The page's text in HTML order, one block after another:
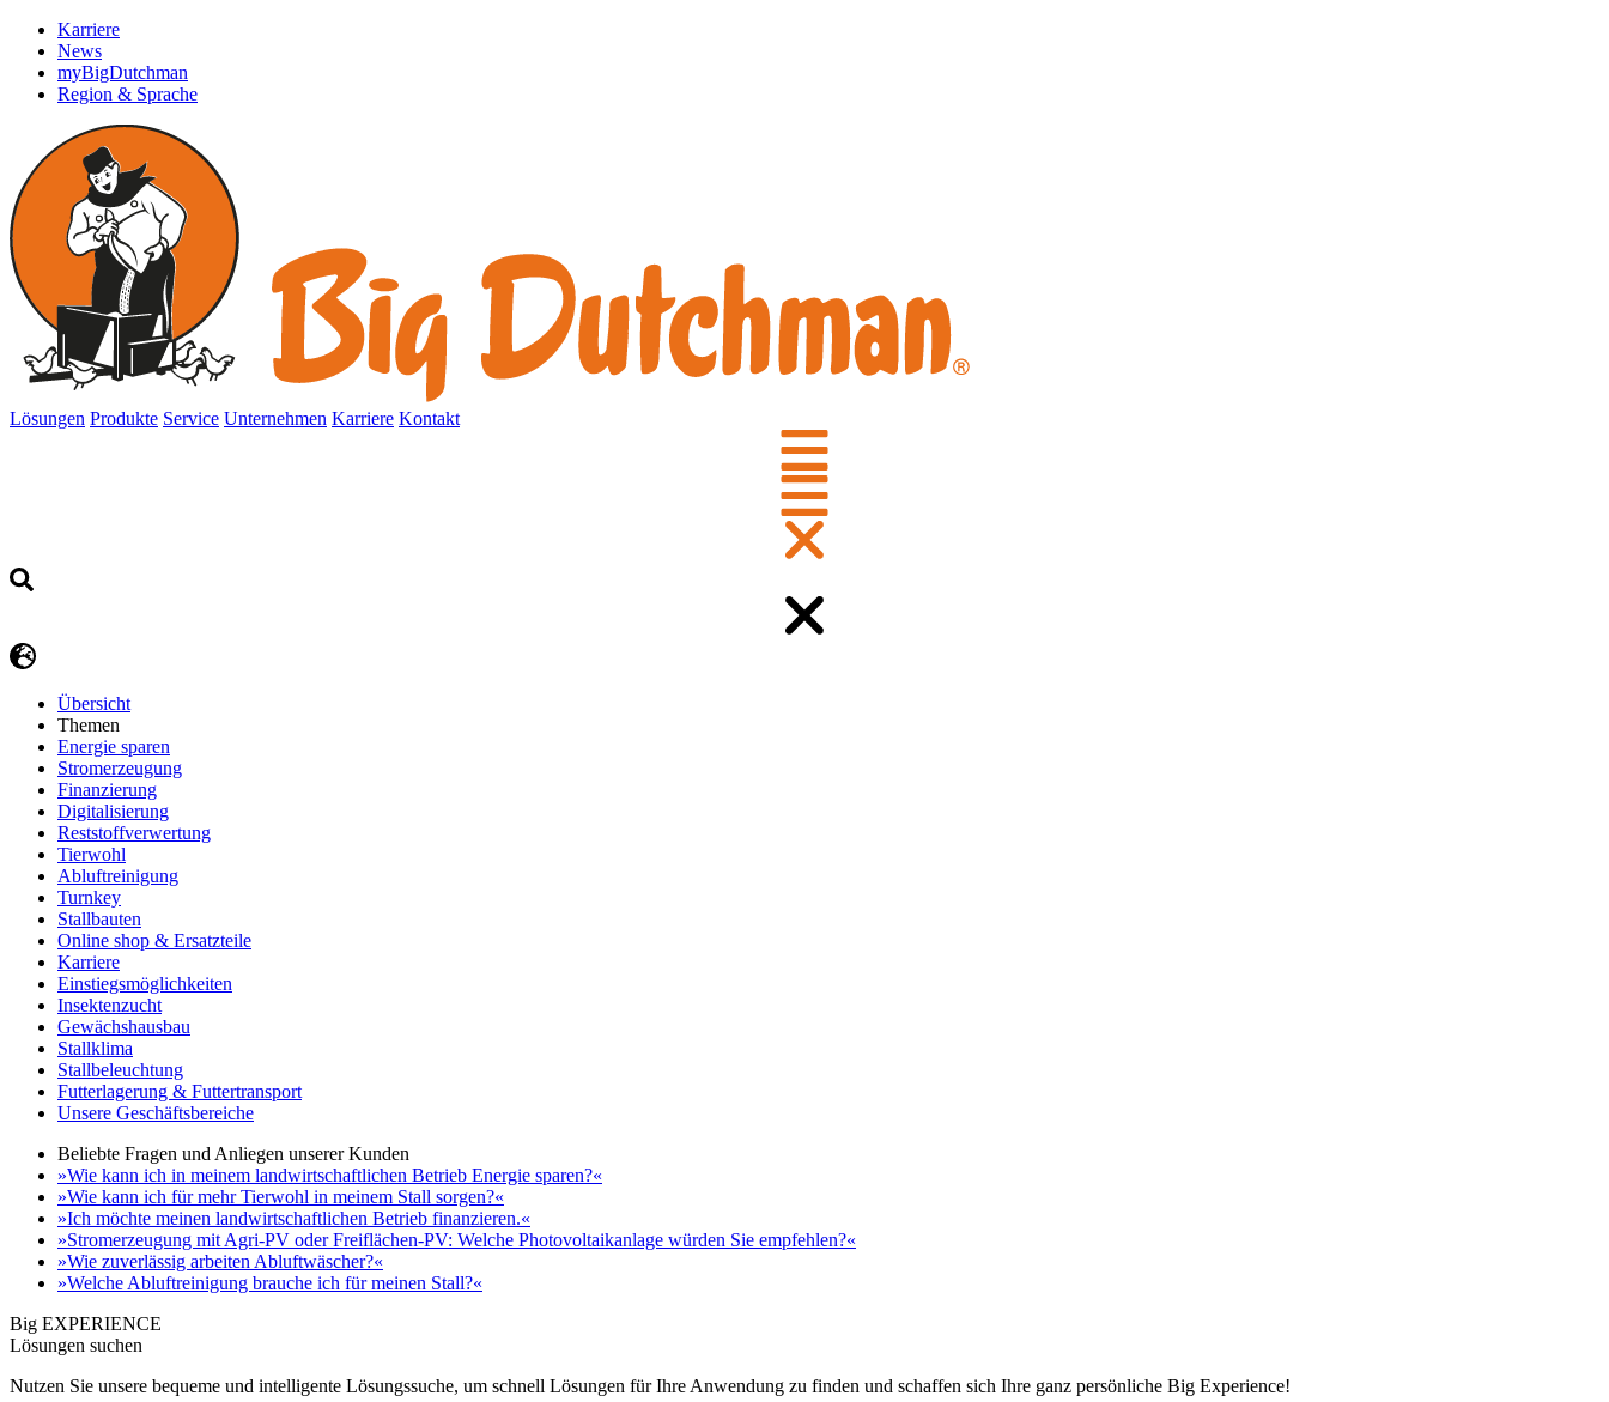
Karriere
News
myBigDutchman
Region & Sprache
Lösungen Produkte Service Unternehmen Karriere Kontakt
Übersicht
Themen
Energie sparen
Stromerzeugung
Finanzierung
Digitalisierung
Reststoffverwertung
Tierwohl
Abluftreinigung
Turnkey
Stallbauten
Online shop & Ersatzteile
Karriere
Einstiegsmöglichkeiten
Insektenzucht
Gewächshausbau
Stallklima
Stallbeleuchtung
Futterlagerung & Futtertransport
Unsere Geschäftsbereiche
Beliebte Fragen und Anliegen unserer Kunden
»Wie kann ich in meinem landwirtschaftlichen Betrieb Energie sparen?«
»Wie kann ich für mehr Tierwohl in meinem Stall sorgen?«
»Ich möchte meinen landwirtschaftlichen Betrieb finanzieren.«
»Stromerzeugung mit Agri-PV oder Freiflächen-PV: Welche Photovoltaikanlage würden Sie empfehlen?«
»Wie zuverlässig arbeiten Abluftwäscher?«
»Welche Abluftreinigung brauche ich für meinen Stall?«
Big EXPERIENCE
Lösungen suchen
Nutzen Sie unsere bequeme und intelligente Lösungssuche, um schnell Lösungen für Ihre Anwendung zu finden und schaffen sich Ihre ganz persönliche Big Experience!